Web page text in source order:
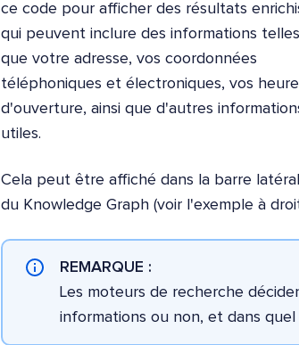
ce code pour afficher des résultats
qui peuvent inclure des informations telles
que votre adresse, vos coordonnées
téléphoniques et électroniques, vos
d'ouverture, ainsi que d'autres
utiles.
Cela peut être affiché dans la barre
du Knowledge Graph (voir l'exemple à
REMARQUE :
Les moteurs de recherche
informations ou non, et dans